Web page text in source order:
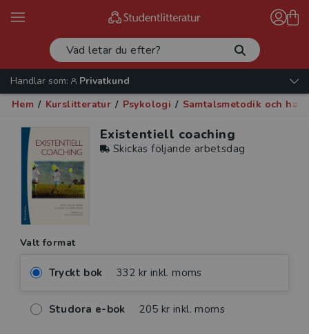
Handlar som:
Privatkund
Hem / Kurslitteratur / Psykologi / Samtalsmetodik och
Existentiell coaching
Skickas följande arbetsdag
Valt format
Tryckt bok 332 kr inkl. moms
Studora e-bok 205 kr inkl. moms